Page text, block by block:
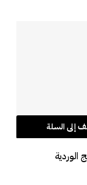
إلى السلة
الوردية